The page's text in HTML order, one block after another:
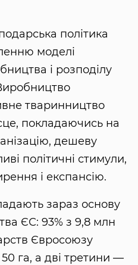
політика
моделі
і розподілу
тваринництво
покладаючись на
дешеву
політичні стимули,
і експансію.
зараз основу
ЄС: 93% з 9,8 млн
Євросоюзу
га, а дві третини —